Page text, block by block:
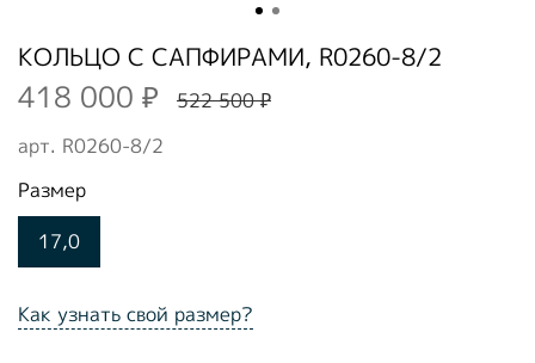
арт. R0260-8/2
КОЛЬЦО С САПФИРАМИ, R0260-8/2
418 000 ₽ 522 500 ₽
Как узнать свой размер?
Размер
17,0